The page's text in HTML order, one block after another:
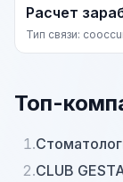
Расчет
Тип связи:
Топ-
1.
2.CLUB